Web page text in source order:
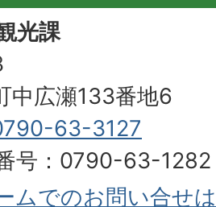
光課
中広瀬133番地6
63-3127
号：0790-63-1282
ムでのお問い合せ